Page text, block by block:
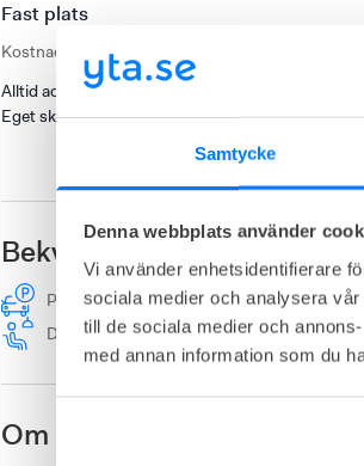
Samtycke
Denna webbplats använder
Vi använder enhetsidentifierare
sociala medier och analysera
till de sociala medier och
med annan information som du
Fast plats
Kostnad 4 300kr/person/mån
Alltid access (kl 06-22) Posthantering Låsbart
Eget skrivbord
Bekvämligheter
Parkering Kaffe Hund tillåtet
Drop-in-rum
Om Entreprenörsgatan